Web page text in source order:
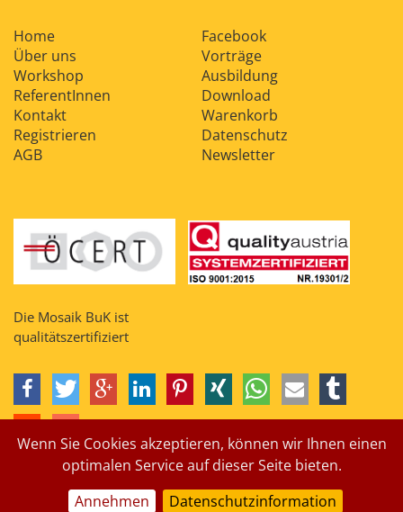
Wenn Sie Cookies akzeptieren, können wir Ihnen einen
optimalen Service auf dieser Seite bieten.
Annehmen
Datenschutzinformation
Home
Facebook
Über uns
Vorträge
Workshop
Ausbildung
ReferentInnen
Download
Kontakt
Warenkorb
Registrieren
Datenschutz
AGB
Newsletter
Die Mosaik BuK ist
qualitätszertifiziert
Impressum Suche